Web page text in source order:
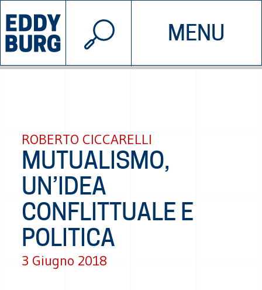
MENU
INIZIATIVE CHI SIAMO
© 2026 EDDYBURG
ROBERTO CICCARELLI
MUTUALISMO,
UN’IDEA
CONFLITTUALE E
POLITICA
3 Giugno 2018